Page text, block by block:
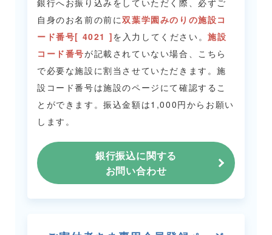
銀行へお振り込みをしていただく際、必ずご
自身のお名前の前に双葉学園みのりの施設コ
ード番号[ 4021 ]を入力してください。施設
コード番号が記載されていない場合、こちら
で必要な施設に割当させていただきます。施
設コード番号は施設のページにて確認するこ
とができます。振込金額は1,000円からお願い
します。
銀行振込に関する
お問い合わせ